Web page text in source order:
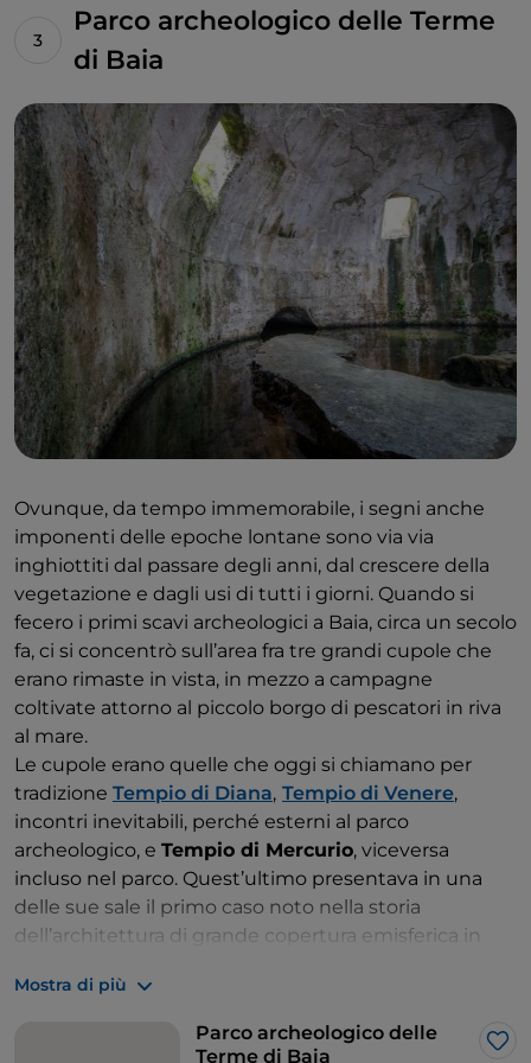
Parco archeologico delle Terme
di Baia
Ovunque, da tempo immemorabile, i segni anche
imponenti delle epoche lontane sono via via
inghiottiti dal passare degli anni, dal crescere della
vegetazione e dagli usi di tutti i giorni. Quando si
fecero i primi scavi archeologici a Baia, circa un secolo
fa, ci si concentrò sull’area fra tre grandi cupole che
erano rimaste in vista, in mezzo a campagne
coltivate attorno al piccolo borgo di pescatori in riva
al mare.
Le cupole erano quelle che oggi si chiamano per
tradizione Tempio di Diana, Tempio di Venere,​ ​
incontri inevitabili, perché esterni al parco
archeologico​,​ e Tempio di Mercurio, viceversa
incluso nel parco. Quest’ultimo presentava in una
delle sue sale il primo caso noto nella storia
dell’architettura di grande copertura emisferica in
una notevole propensione ​alla​​​ sperimenta​zione​​ in
edilizia, evidentemente sviluppatasi qui grazie al
facile reperimento di pozzolana.
Mostra di più
Parco archeologico delle
Terme di Baia